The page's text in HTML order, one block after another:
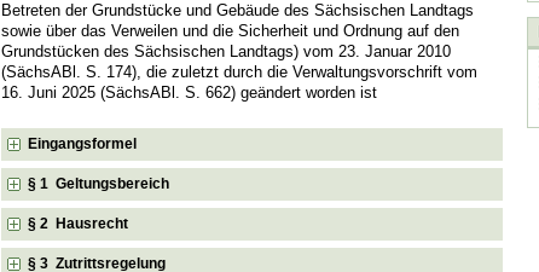
Betreten der Grundstücke und Gebäude des Sächsischen Landtags
sowie über das Verweilen und die Sicherheit und Ordnung auf den
Grundstücken des Sächsischen Landtags) vom 23. Januar 2010
(SächsABl. S. 174), die zuletzt durch die Verwaltungsvorschrift vom
16. Juni 2025 (SächsABl. S. 662) geändert worden ist
Eingangsformel
§ 1 Geltungsbereich
§ 2 Hausrecht
§ 3 Zutrittsregelung